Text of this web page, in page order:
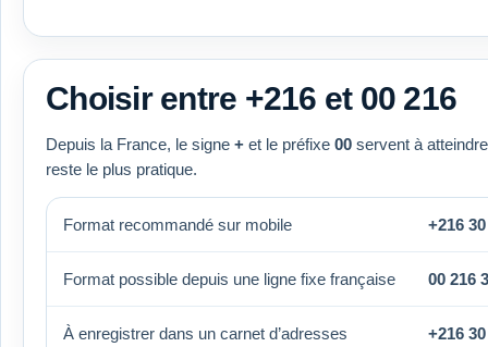
Choisir entre +216 et 00 216
Depuis la France, le signe + et le préfixe 00 servent à
reste le plus pratique.
Format recommandé sur mobile +216
Format possible depuis une ligne fixe française 00 216
À enregistrer dans un carnet d’adresses +216